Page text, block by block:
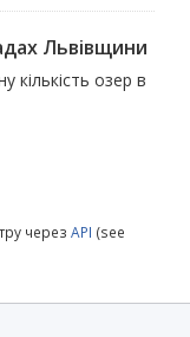
Львівщини
кількість озер в
через API (see